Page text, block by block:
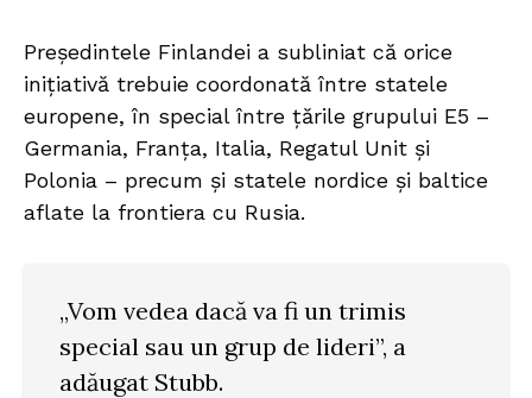
Președintele Finlandei a subliniat că orice
inițiativă trebuie coordonată între statele
europene, în special între țările grupului E5 –
Germania, Franța, Italia, Regatul Unit și
Polonia – precum și statele nordice și baltice
aflate la frontiera cu Rusia.
„Vom vedea dacă va fi un trimis
special sau un grup de lideri”, a
adăugat Stubb.